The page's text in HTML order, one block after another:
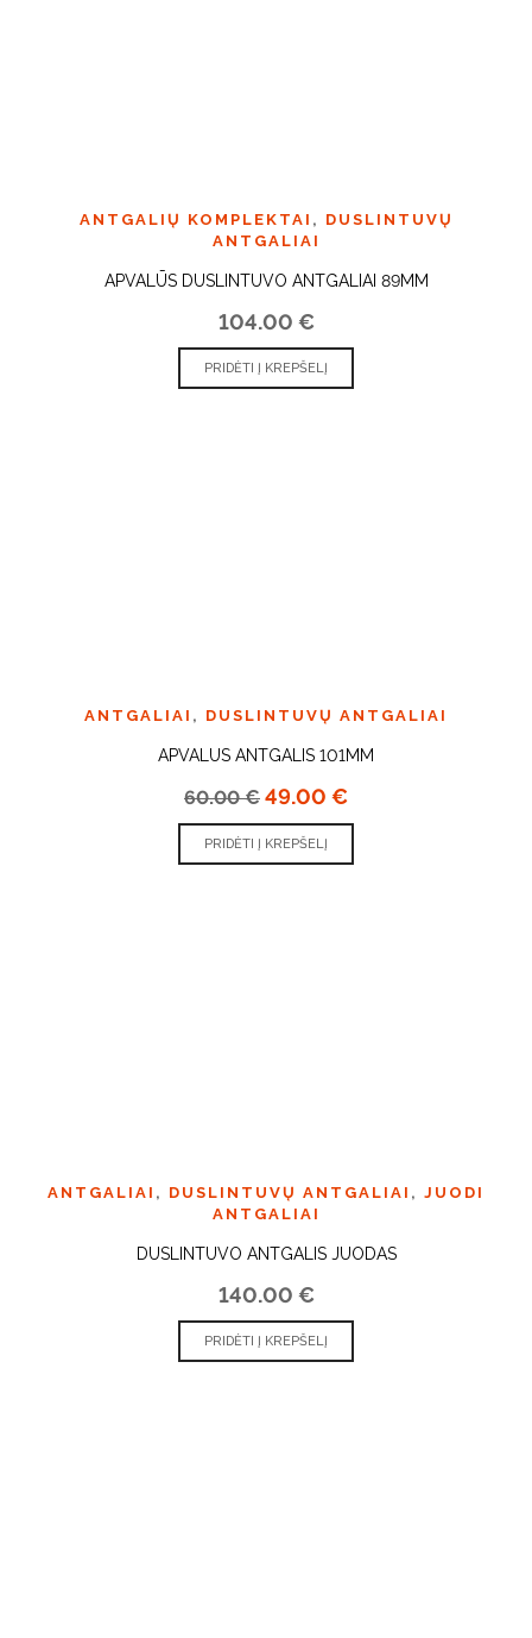
ANTGALIŲ KOMPLEKTAI , DUSLINTUVŲ
ANTGALIAI
APVALŪS DUSLINTUVO ANTGALIAI 89MM
104.00 €
PRIDĖTI Į KREPŠELĮ
ANTGALIAI , DUSLINTUVŲ ANTGALIAI
APVALUS ANTGALIS 101MM
60.00€ 49.00 €
PRIDĖTI Į KREPŠELĮ
ANTGALIAI , DUSLINTUVŲ ANTGALIAI , JUODI
ANTGALIAI
DUSLINTUVO ANTGALIS JUODAS
140.00 €
PRIDĖTI Į KREPŠELĮ